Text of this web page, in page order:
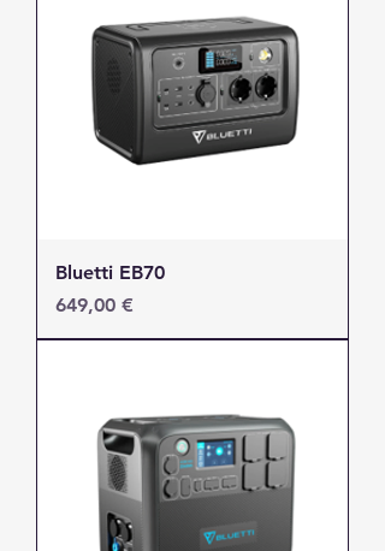
Bluetti EB70
Τιμή
649,00 €